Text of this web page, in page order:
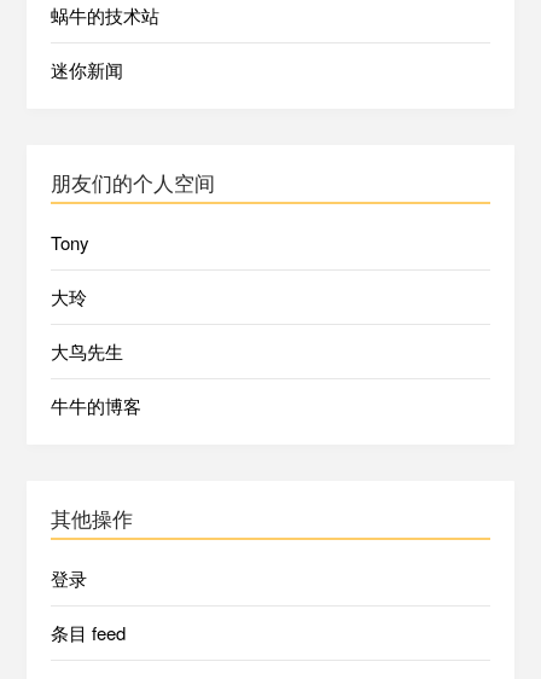
蜗牛的技术站
迷你新闻
朋友们的个人空间
Tony
大玲
大鸟先生
牛牛的博客
其他操作
登录
条目 feed